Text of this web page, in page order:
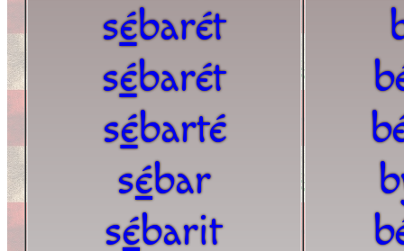
sébarét
sébarét
sébarté
sébar
sébarit